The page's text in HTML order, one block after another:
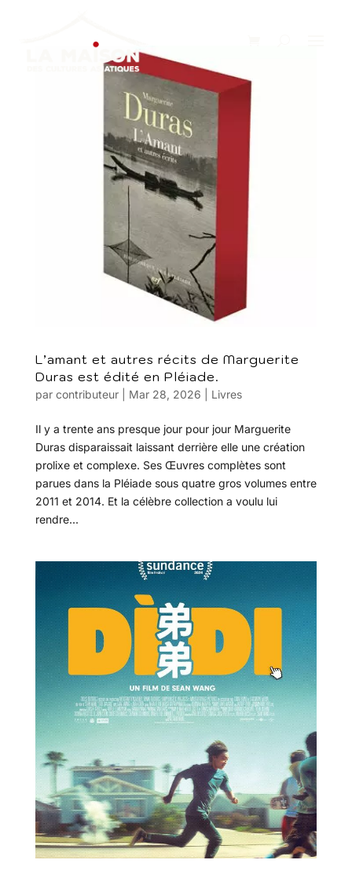
L’amant et autres récits de Marguerite
Duras est édité en Pléiade.
par contributeur| Mar 28, 2026 Livres
Il y a trente ans presque jour pour jour Marguerite
Duras disparaissait laissant derrière elle une création
prolixe et complexe. Ses Œuvres complètes sont
parues dans la Pléiade sous quatre gros volumes entre
2011 et 2014. Et la célèbre collection a voulu lui
rendre...